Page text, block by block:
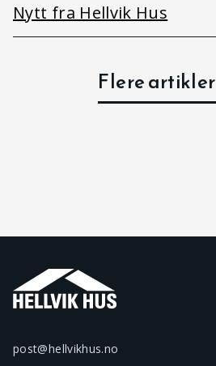
Nytt fra Hellvik Hus
Flere artikler
post@hellvikhus.no